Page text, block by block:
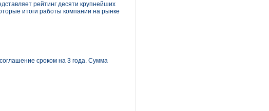
рейтинг десяти крупнейших
итоги работы компании на рынке
сроком на 3 года. Сумма